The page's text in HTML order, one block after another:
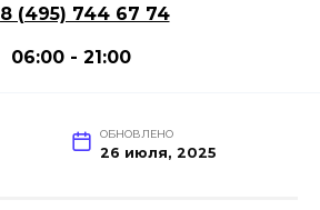
8 (495) 744 67 74
06:00 - 21:00
ОБНОВЛЕНО
26 июля, 2025